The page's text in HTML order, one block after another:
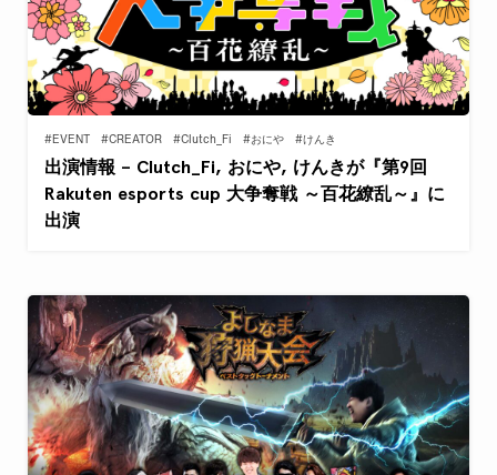
#EVENT #CREATOR #Clutch_Fi #おにや #けんき
出演情報 – Clutch_Fi, おにや, けんきが『第9回
Rakuten esports cup 大争奪戦 ～百花繚乱～』に
出演